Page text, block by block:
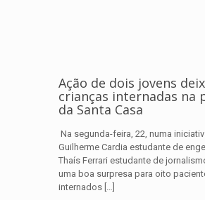
Ação de dois jovens
crianças internadas na
da Santa Casa
Na segunda-feira, 22, numa
Guilherme Cardia estudante de
Thaís Ferrari estudante de
uma boa surpresa para oito
internados […]